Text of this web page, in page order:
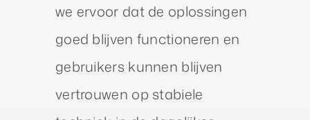
we ervoor dat de oplossingen
goed blijven functioneren en
gebruikers kunnen blijven
vertrouwen op stabiele